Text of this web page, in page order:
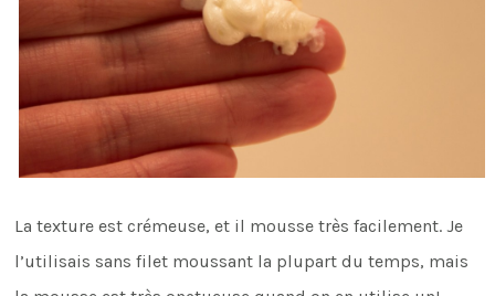
La texture est crémeuse, et il mousse très facilement. Je
l’utilisais sans filet moussant la plupart du temps, mais